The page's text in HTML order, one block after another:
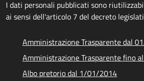
I dati personali pubblicati sono
ai sensi dell'articolo 7 del decreto
Amministrazione Trasparente dal
Amministrazione Trasparente fino
Albo pretorio dal 1/01/2014